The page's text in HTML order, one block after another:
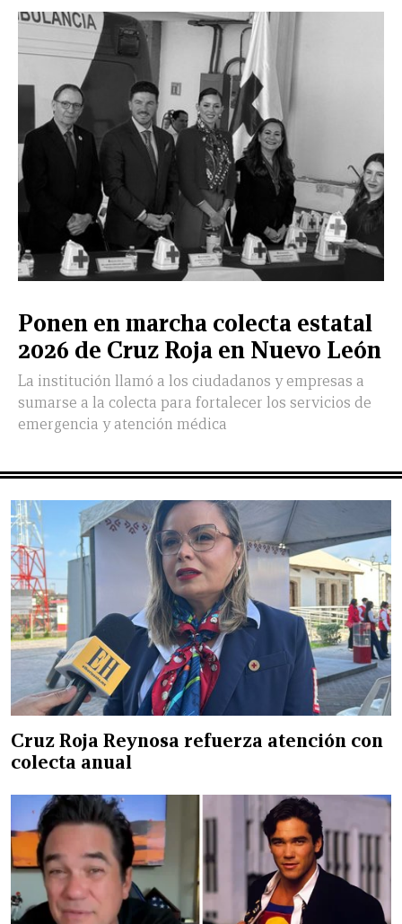
Ponen en marcha colecta estatal
2026 de Cruz Roja en Nuevo León
La institución llamó a los ciudadanos y empresas a
sumarse a la colecta para fortalecer los servicios de
emergencia y atención médica
Cruz Roja Reynosa refuerza atención con
colecta anual